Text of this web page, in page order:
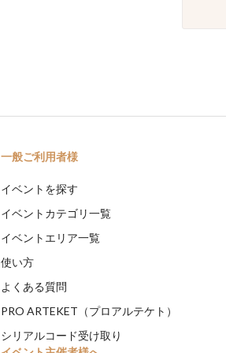
一般ご利用者様
イベントを探す
イベントカテゴリ一覧
イベントエリア一覧
使い方
よくある質問
PRO ARTEKET（プロアルテケト）
シリアルコード受け取り